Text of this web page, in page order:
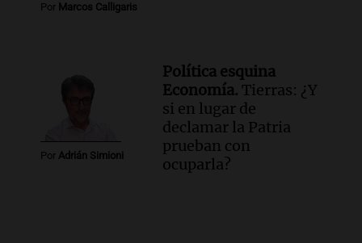
Por Marcos Calligaris
Por Adrián Simioni
Política esquina
Economía. Tierras: ¿Y
si en lugar de
declamar la Patria
prueban con
ocuparla?